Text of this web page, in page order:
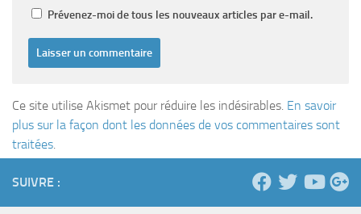
Prévenez-moi de tous les nouveaux articles par e-mail.
Ce site utilise Akismet pour réduire les indésirables. En savoir
plus sur la façon dont les données de vos commentaires sont
traitées.
SUIVRE :